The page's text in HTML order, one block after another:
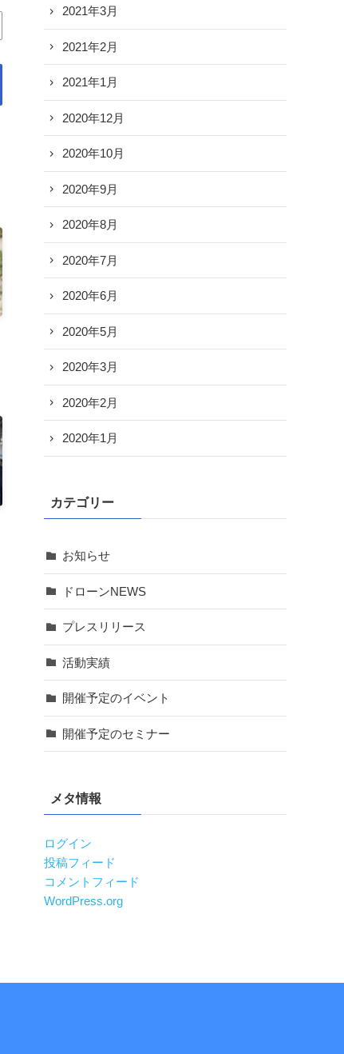
2021年3月
2021年2月
2021年1月
2020年12月
2020年10月
2020年9月
2020年8月
2020年7月
2020年6月
2020年5月
2020年3月
2020年2月
2020年1月
カテゴリー
お知らせ
ドローンNEWS
プレスリリース
活動実績
開催予定のイベント
開催予定のセミナー
メタ情報
ログイン
投稿フィード
コメントフィード
WordPress.org